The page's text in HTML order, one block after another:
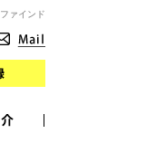
ァインド